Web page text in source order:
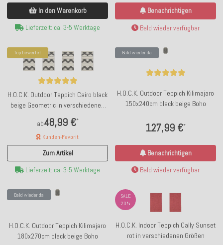
In den Warenkorb
Lieferzeit: ca. 3-5 Werktage
Benachrichtigen
Bald wieder verfügbar
Top bewertet
H.O.C.K. Outdoor Teppich Cairo black
beige Geometric in verschiedenen
ab48,99 €*
Kunden-Favorit
Zum Artikel
Lieferzeit: ca. 3-5 Werktage
Bald wieder da
H.O.C.K. Outdoor Teppich Kilimajaro
150x240cm black beige Boho
127,99 €*
Benachrichtigen
Bald wieder verfügbar
Bald wieder da
H.O.C.K. Outdoor Teppich Kilimajaro
180x270cm black beige Boho
SALE
23%
H.O.C.K. Indoor Teppich Cally Sunset
rot in verschiedenen Größen